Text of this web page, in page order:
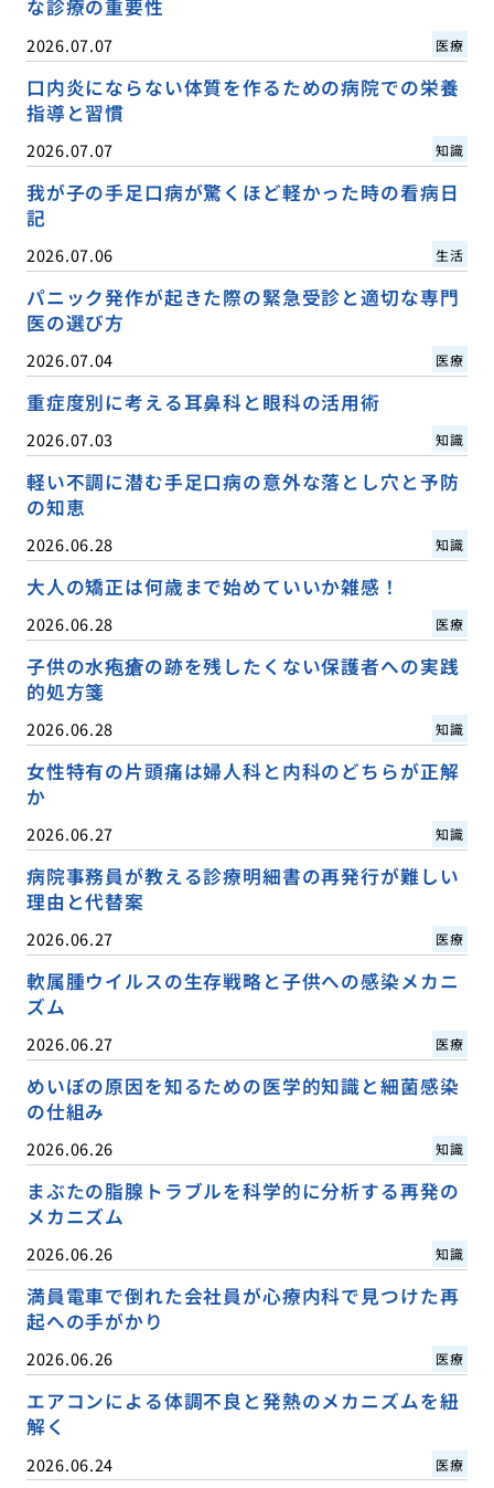
な診療の重要性
2026.07.07 医療
口内炎にならない体質を作るための病院での栄養
指導と習慣
2026.07.07 知識
我が子の手足口病が驚くほど軽かった時の看病日
記
2026.07.06 生活
パニック発作が起きた際の緊急受診と適切な専門
医の選び方
2026.07.04 医療
重症度別に考える耳鼻科と眼科の活用術
2026.07.03 知識
軽い不調に潜む手足口病の意外な落とし穴と予防
の知恵
2026.06.28 知識
大人の矯正は何歳まで始めていいか雑感！
2026.06.28 医療
子供の水疱瘡の跡を残したくない保護者への実践
的処方箋
2026.06.28 知識
女性特有の片頭痛は婦人科と内科のどちらが正解
か
2026.06.27 知識
病院事務員が教える診療明細書の再発行が難しい
理由と代替案
2026.06.27 医療
軟属腫ウイルスの生存戦略と子供への感染メカニ
ズム
2026.06.27 医療
めいぼの原因を知るための医学的知識と細菌感染
の仕組み
2026.06.26 知識
まぶたの脂腺トラブルを科学的に分析する再発の
メカニズム
2026.06.26 知識
満員電車で倒れた会社員が心療内科で見つけた再
起への手がかり
2026.06.26 医療
エアコンによる体調不良と発熱のメカニズムを紐
解く
2026.06.24 医療